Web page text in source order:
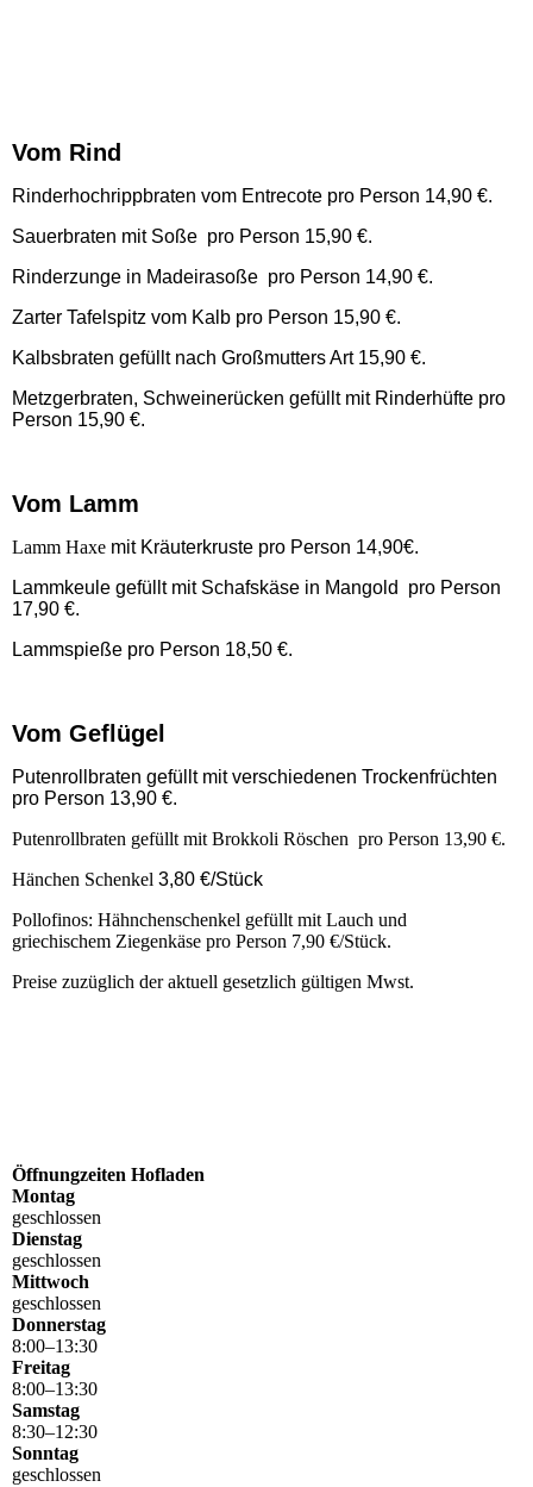
Vom Rind
Rinderhochrippbraten vom Entrecote pro Person 14,90 €.
Sauerbraten mit Soße pro Person 15,90 €.
Rinderzunge in Madeirasoße pro Person 14,90 €.
Zarter Tafelspitz vom Kalb pro Person 15,90 €.
Kalbsbraten gefüllt nach Großmutters Art 15,90 €.
Metzgerbraten, Schweinerücken gefüllt mit Rinderhüfte pro
Person 15,90 €.
Vom Lamm
Lamm Haxe mit Kräuterkruste pro Person 14,90€.
Lammkeule gefüllt mit Schafskäse in Mangold pro Person
17,90 €.
Lammspieße pro Person 18,50 €.
Vom Geflügel
Putenrollbraten gefüllt mit verschiedenen Trockenfrüchten
pro Person 13,90 €.
Putenrollbraten gefüllt mit Brokkoli Röschen pro Person 13,90 €.
Hänchen Schenkel 3,80 €/Stück
Pollofinos: Hähnchenschenkel gefüllt mit Lauch und
griechischem Ziegenkäse pro Person 7,90 €/Stück.
Preise zuzüglich der aktuell gesetzlich gültigen Mwst.
Öffnungzeiten Hofladen
Montag
geschlossen
Dienstag
geschlossen
Mittwoch
geschlossen
Donnerstag
8:00–13:30
Freitag
8:00–13:30
Samstag
8:30–12:30
Sonntag
geschlossen